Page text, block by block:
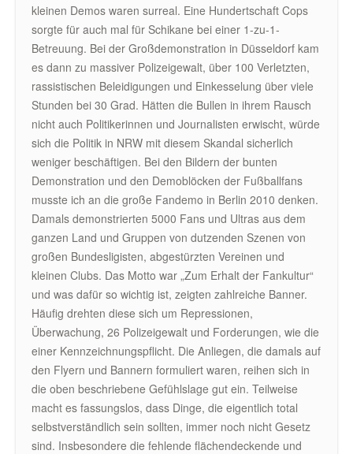
kleinen Demos waren surreal. Eine Hundertschaft Cops
sorgte für auch mal für Schikane bei einer 1-zu-1-
Betreuung. Bei der Großdemonstration in Düsseldorf kam
es dann zu massiver Polizeigewalt, über 100 Verletzten,
rassistischen Beleidigungen und Einkesselung über viele
Stunden bei 30 Grad. Hätten die Bullen in ihrem Rausch
nicht auch Politikerinnen und Journalisten erwischt, würde
sich die Politik in NRW mit diesem Skandal sicherlich
weniger beschäftigen. Bei den Bildern der bunten
Demonstration und den Demoblöcken der Fußballfans
musste ich an die große Fandemo in Berlin 2010 denken.
Damals demonstrierten 5000 Fans und Ultras aus dem
ganzen Land und Gruppen von dutzenden Szenen von
großen Bundesligisten, abgestürzten Vereinen und
kleinen Clubs. Das Motto war „Zum Erhalt der Fankultur“
und was dafür so wichtig ist, zeigten zahlreiche Banner.
Häufig drehten diese sich um Repressionen,
Überwachung, 26 Polizeigewalt und Forderungen, wie die
einer Kennzeichnungspflicht. Die Anliegen, die damals auf
den Flyern und Bannern formuliert waren, reihen sich in
die oben beschriebene Gefühlslage gut ein. Teilweise
macht es fassungslos, dass Dinge, die eigentlich total
selbstverständlich sein sollten, immer noch nicht Gesetz
sind. Insbesondere die fehlende flächendeckende und